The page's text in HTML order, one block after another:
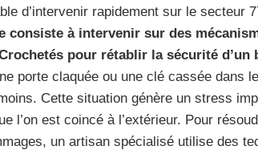
d’intervenir rapidement sur le secteur
consiste à intervenir sur des
pour rétablir la sécurité d’un
porte claquée ou une clé cassée dans
Cette situation génère un stress
l’on est coincé à l’extérieur. Pour
un artisan spécialisé utilise des